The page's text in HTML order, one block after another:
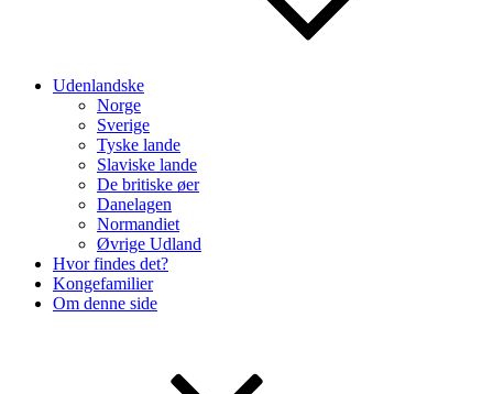
Udenlandske
Norge
Sverige
Tyske lande
Slaviske lande
De britiske øer
Danelagen
Normandiet
Øvrige Udland
Hvor findes det?
Kongefamilier
Om denne side